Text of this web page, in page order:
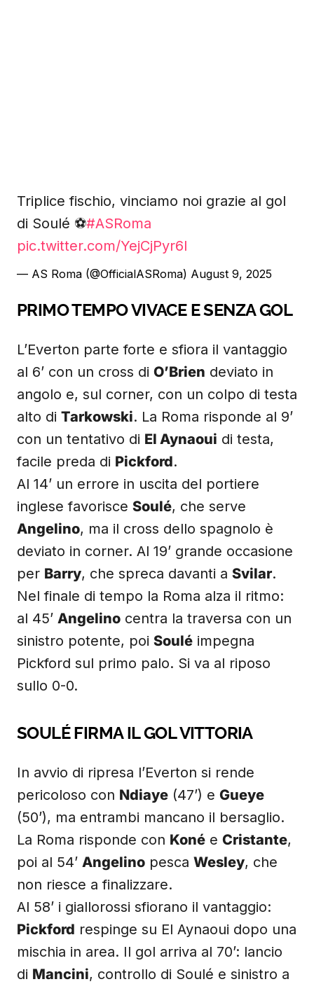
Triplice fischio, vinciamo noi grazie al gol
di Soulé ⚽️#ASRoma
pic.twitter.com/YejCjPyr6l
— AS Roma (@OfficialASRoma) August 9, 2025
PRIMO TEMPO VIVACE E SENZA GOL
L’Everton parte forte e sfiora il vantaggio
al 6’ con un cross di O’Brien deviato in
angolo e, sul corner, con un colpo di testa
alto di Tarkowski. La Roma risponde al 9’
con un tentativo di El Aynaoui di testa,
facile preda di Pickford.
Al 14’ un errore in uscita del portiere
inglese favorisce Soulé, che serve
Angelino, ma il cross dello spagnolo è
deviato in corner. Al 19’ grande occasione
per Barry, che spreca davanti a Svilar.
Nel finale di tempo la Roma alza il ritmo:
al 45’ Angelino centra la traversa con un
sinistro potente, poi Soulé impegna
Pickford sul primo palo. Si va al riposo
sullo 0-0.
SOULÉ FIRMA IL GOL VITTORIA
In avvio di ripresa l’Everton si rende
pericoloso con Ndiaye (47’) e Gueye
(50’), ma entrambi mancano il bersaglio.
La Roma risponde con Koné e Cristante,
poi al 54’ Angelino pesca Wesley, che
non riesce a finalizzare.
Al 58’ i giallorossi sfiorano il vantaggio:
Pickford respinge su El Aynaoui dopo una
mischia in area. Il gol arriva al 70’: lancio
di Mancini, controllo di Soulé e sinistro a